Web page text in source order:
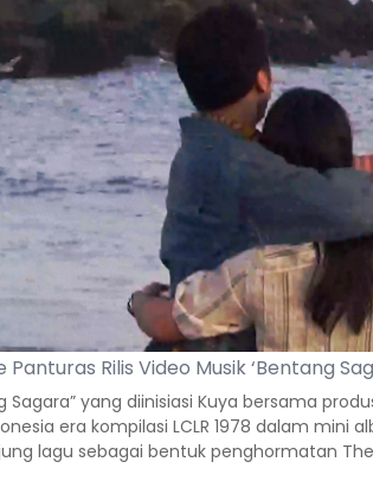
Panturas Rilis Video Musik ‘Bentang
Sagara” yang diinisiasi Kuya bersama
era kompilasi LCLR 1978 dalam mini
lagu sebagai bentuk penghormatan